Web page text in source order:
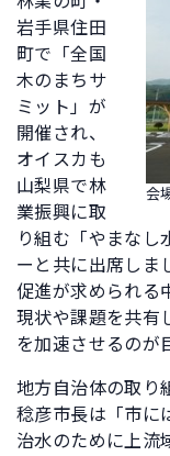
会
岩手県住田
町で「全国
木のまちサ
ミット」が
開催され、
オイスカも
山梨県で林
業振興に取
り組む「やまなし
ーと共に出席しま
促進が求められる
現状や課題を共有
を加速させるのが
地方自治体の取り
稔彦市長は「市に
治水のために上流